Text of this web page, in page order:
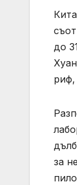
до
риф,
за